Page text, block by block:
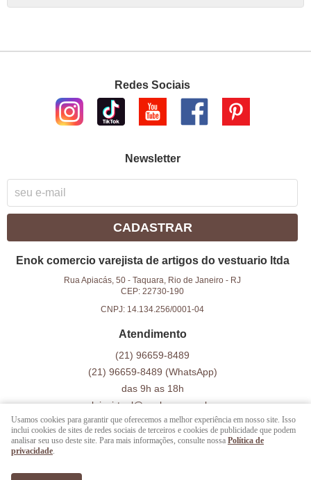
Redes Sociais
Newsletter
CADASTRAR
Enok comercio varejista de artigos do vestuario ltda
Rua Apiacás, 50 -Taquara, Rio de Janeiro - RJ
CEP: 22730-190
CNPJ: 14.134.256/0001-04
Atendimento
(21) 96659-8489
(21) 96659-8489 (WhatsApp)
das 9h as 18h
lojavirtual@enokveg.com.br
LOJA VIRTUAL CRIADA POR
Usamos cookies para garantir que oferecemos a melhor experiência em nosso site. Isso
inclui cookies de sites de redes sociais de terceiros e cookies de publicidade que podem
analisar seu uso deste site. Para mais informações, consulte nossa Política de
privacidade.